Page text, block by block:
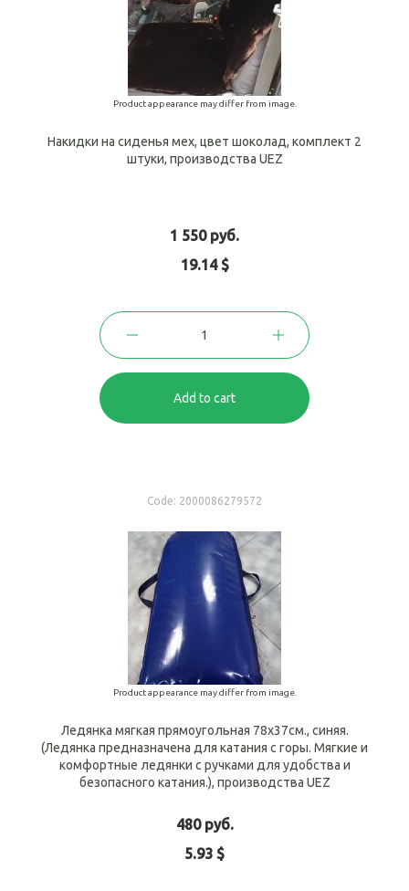
Product appearance may differ from image.
Накидки на сиденья мех, цвет шоколад, комплект 2
штуки, производства UEZ
1 550 руб.
19.14 $
Add to cart
Code: 2000086279572
Product appearance may differ from image.
Ледянка мягкая прямоугольная 78х37см., синяя.
(Ледянка предназначена для катания с горы. Мягкие и
комфортные ледянки с ручками для удобства и
безопасного катания.), производства UEZ
480 руб.
5.93 $